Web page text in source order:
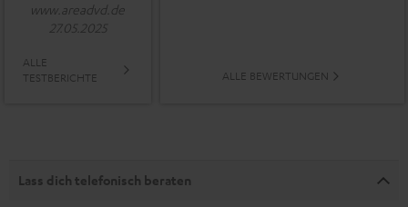
www.areadvd.de
27.05.2025
ALLE
TESTBERICHTE
ALLE BEWERTUNGEN
Lass dich telefonisch beraten